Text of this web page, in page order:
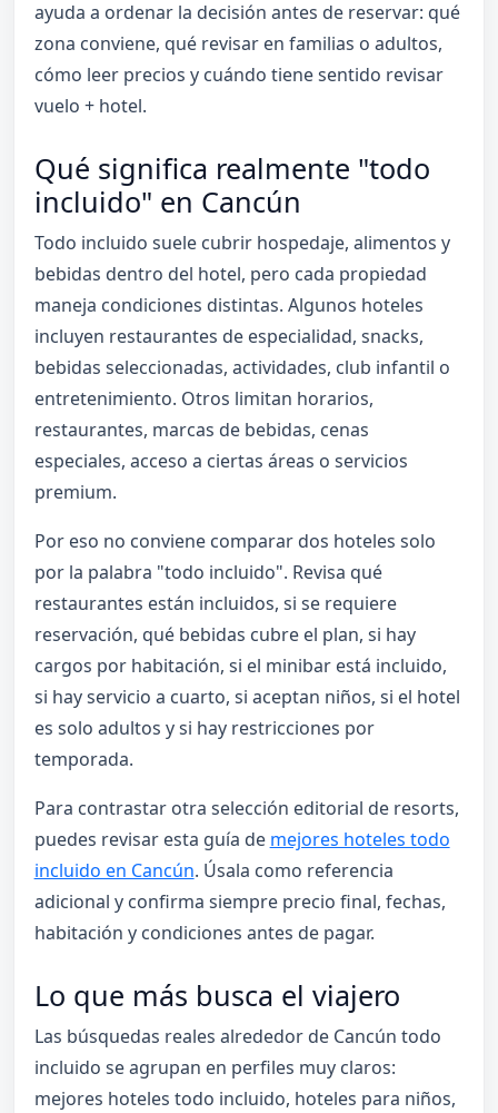
ayuda a ordenar la decisión antes de reservar: qué
zona conviene, qué revisar en familias o adultos,
cómo leer precios y cuándo tiene sentido revisar
vuelo + hotel.
Qué significa realmente "todo
incluido" en Cancún
Todo incluido suele cubrir hospedaje, alimentos y
bebidas dentro del hotel, pero cada propiedad
maneja condiciones distintas. Algunos hoteles
incluyen restaurantes de especialidad, snacks,
bebidas seleccionadas, actividades, club infantil o
entretenimiento. Otros limitan horarios,
restaurantes, marcas de bebidas, cenas
especiales, acceso a ciertas áreas o servicios
premium.
Por eso no conviene comparar dos hoteles solo
por la palabra "todo incluido". Revisa qué
restaurantes están incluidos, si se requiere
reservación, qué bebidas cubre el plan, si hay
cargos por habitación, si el minibar está incluido,
si hay servicio a cuarto, si aceptan niños, si el hotel
es solo adultos y si hay restricciones por
temporada.
Para contrastar otra selección editorial de resorts,
puedes revisar esta guía de mejores hoteles todo
incluido en Cancún. Úsala como referencia
adicional y confirma siempre precio final, fechas,
habitación y condiciones antes de pagar.
Lo que más busca el viajero
Las búsquedas reales alrededor de Cancún todo
incluido se agrupan en perfiles muy claros:
mejores hoteles todo incluido, hoteles para niños,